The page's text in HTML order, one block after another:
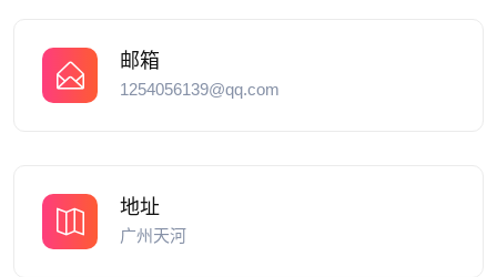
邮箱
1254056139@qq.com
地址
广州天河